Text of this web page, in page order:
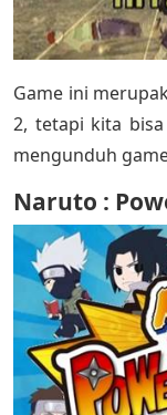
Game ini
2, tetapi kita
mengunduh
Naruto :